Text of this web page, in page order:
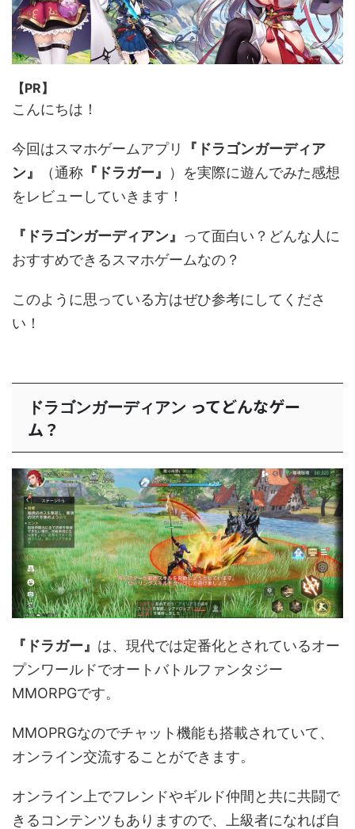
【PR】
こんにちは！
今回はスマホゲームアプリ
『ドラゴンガーディア
ン』
（通称 『ドラガー』
）を実際に遊んでみた感想
をレビューしていきます！
『ドラゴンガーディアン』 って面白い？どんな人に
おすすめできるスマホゲームなの？
このように思っている方はぜひ参考にしてくださ
い！
ドラゴンガーディアン ってどんなゲー
ム？
『ドラガー』 は、現代では定番化とされているオー
プンワールドでオートバトルファンタジー
MMORPGです。
MMOPRGなのでチャット機能も搭載されていて、
オンライン交流することができます。
オンライン上でフレンドやギルド仲間と共に共闘で
きるコンテンツもありますので、上級者になれば自